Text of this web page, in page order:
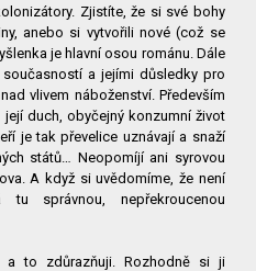
Zjistíte, že si své bohy
anebo si vytvořili nové (což se
je hlavní osou románu. Dále
a jejími důsledky pro
vlivem náboženství. Především
duch, obyčejný konzumní život
je tak převelice uznávají a snaží
států… Neopomíjí ani syrovou
A když si uvědomíme, že není
správnou, nepřekroucenou
a to zdůrazňuji. Rozhodně si ji